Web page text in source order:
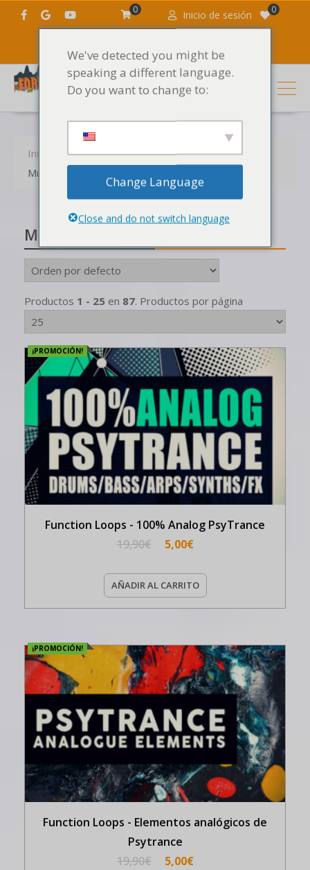
Inicio de sesión 0
0
Inicio Productos Los sonidos
Muestras
Muestras por fabricante
Muestras por fabricante
Productos 1 - 25 en 87. Productos por página
¡PROMOCIÓN!
Function Loops - 100% Analog PsyTrance
19,90€ 5,00€
AÑADIR AL CARRITO
¡PROMOCIÓN!
Function Loops - Elementos analógicos de
Psytrance
19,90€ 5,00€
We've detected you might be
speaking a different language.
Do you want to change to:
Change Language
Close and do not switch language